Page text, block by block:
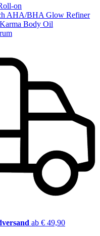
on
AHA/BHA Glow Refiner
Body Oil
ab € 49,90